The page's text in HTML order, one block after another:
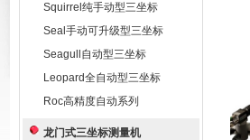
Squirrel纯手动型三坐标
Seal手动可升级型三坐标
Seagull自动型三坐标
Leopard全自动型三坐标
Roc高精度自动系列
龙门式三坐标测量机